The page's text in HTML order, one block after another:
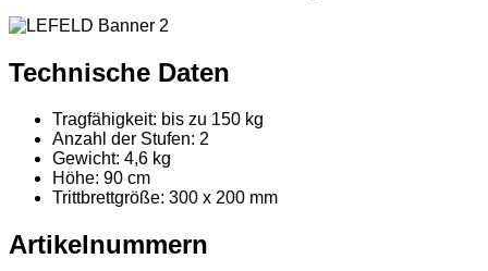
Technische Daten
Tragfähigkeit: bis zu 150 kg
Anzahl der Stufen: 2
Gewicht: 4,6 kg
Höhe: 90 cm
Trittbrettgröße: 300 x 200 mm
Artikelnummern